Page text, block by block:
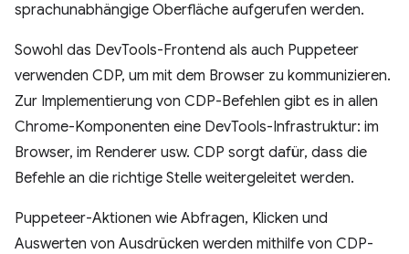
sprachunabhängige Oberfläche aufgerufen werden.
Sowohl das DevTools-Frontend als auch Puppeteer
verwenden CDP, um mit dem Browser zu kommunizieren.
Zur Implementierung von CDP-Befehlen gibt es in allen
Chrome-Komponenten eine DevTools-Infrastruktur: im
Browser, im Renderer usw. CDP sorgt dafür, dass die
Befehle an die richtige Stelle weitergeleitet werden.
Puppeteer-Aktionen wie Abfragen, Klicken und
Auswerten von Ausdrücken werden mithilfe von CDP-